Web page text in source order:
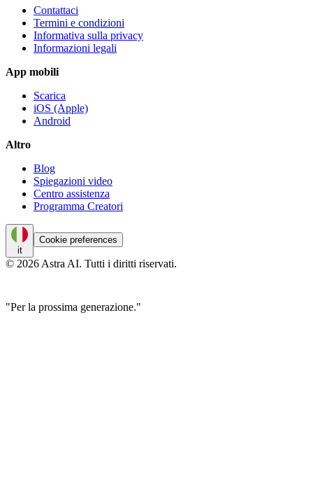
Contattaci
Termini e condizioni
Informativa sulla privacy
Informazioni legali
App mobili
Scarica
iOS (Apple)
Android
Altro
Blog
Spiegazioni video
Centro assistenza
Programma Creatori
it
Cookie preferences
© 2026 Astra AI. Tutti i diritti riservati.
"Per la prossima generazione."